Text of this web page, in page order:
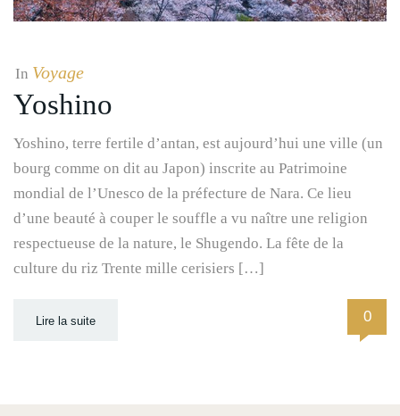
In Voyage
Yoshino
Yoshino, terre fertile d’antan, est aujourd’hui une ville (un
bourg comme on dit au Japon) inscrite au Patrimoine
mondial de l’Unesco de la préfecture de Nara. Ce lieu
d’une beauté à couper le souffle a vu naître une religion
respectueuse de la nature, le Shugendo. La fête de la
culture du riz Trente mille cerisiers […]
Lire la suite 0